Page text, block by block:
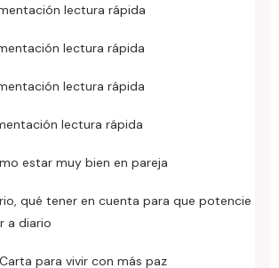
lectura rápida
lectura rápida
lectura rápida
lectura rápida
estar muy bien en pareja
qué tener en cuenta para que potencie
a diario
para vivir con más paz